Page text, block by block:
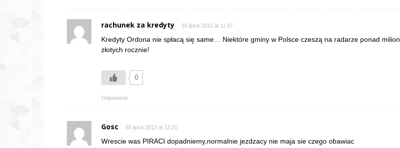
rachunek za kredyty 30 lipca 2012 at 11:47
Kredyty Ordona nie spłacą się same… Niektóre gminy w Polsce czeszą na radarze ponad milion
złotych rocznie!
0
Odpowiedz
Gosc 30 lipca 2012 at 12:21
Wrescie was PIRACI dopadniemy,normalnie jezdzacy nie maja sie czego obawiac